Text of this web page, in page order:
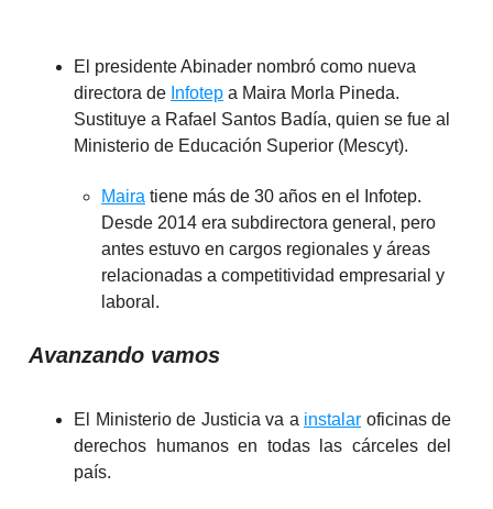
El presidente Abinader nombró como nueva
directora de Infotep a Maira Morla Pineda.
Sustituye a Rafael Santos Badía, quien se fue al
Ministerio de Educación Superior (Mescyt).
Maira tiene más de 30 años en el Infotep.
Desde 2014 era subdirectora general, pero
antes estuvo en cargos regionales y áreas
relacionadas a competitividad empresarial y
laboral.
Avanzando vamos
El Ministerio de Justicia va a instalar oficinas de
derechos humanos en todas las cárceles del
país.